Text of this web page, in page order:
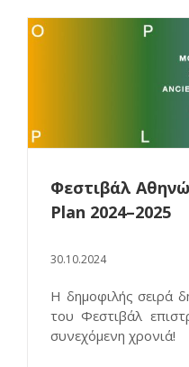
Φεστιβάλ
Plan 2024–2025
30.10.2024
Η δημοφιλής σειρά
του Φεστιβάλ
συνεχόμενη χρονιά!